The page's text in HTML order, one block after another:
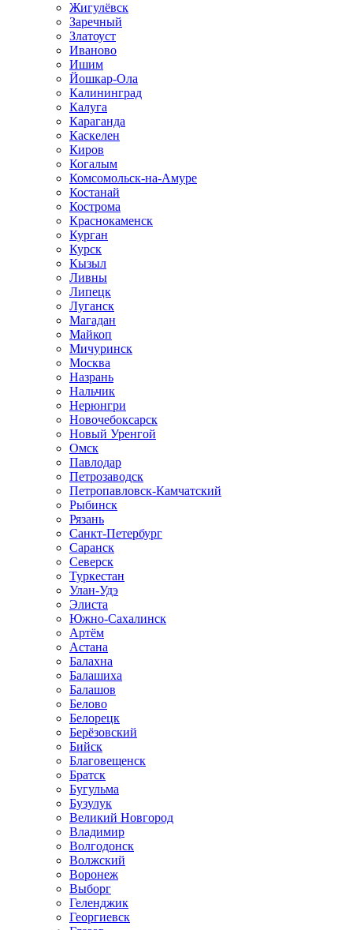
Жигулёвск
Заречный
Златоуст
Иваново
Ишим
Йошкар-Ола
Калининград
Калуга
Караганда
Каскелен
Киров
Когалым
Комсомольск-на-Амуре
Костанай
Кострома
Краснокаменск
Курган
Курск
Кызыл
Ливны
Липецк
Луганск
Магадан
Майкоп
Мичуринск
Москва
Назрань
Нальчик
Нерюнгри
Новочебоксарск
Новый Уренгой
Омск
Павлодар
Петрозаводск
Петропавловск-Камчатский
Рыбинск
Рязань
Санкт-Петербург
Саранск
Северск
Туркестан
Улан-Удэ
Элиста
Южно-Сахалинск
Артём
Астана
Балахна
Балашиха
Балашов
Белово
Белорецк
Берёзовский
Бийск
Благовещенск
Братск
Бугульма
Бузулук
Великий Новгород
Владимир
Волгодонск
Волжский
Воронеж
Выборг
Геленджик
Георгиевск